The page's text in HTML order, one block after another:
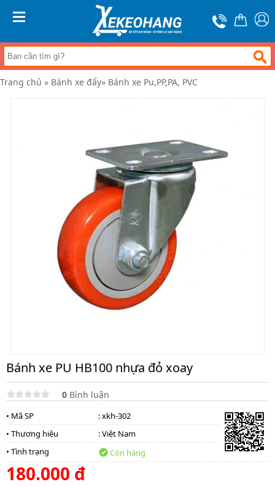
Trang
chủ
Xe
đẩy
hàng
Xe
Trang chủ » Bánh xe đẩy» Bánh xe Pu,PP,PA, PVC
Bánh xe PU HB100 nhựa đỏ xoay
0 Bình luận
• Mã SP
: xkh-302
• Thương hiệu
:Việt Nam
• Tình trạng
Còn hàng
180.000 đ